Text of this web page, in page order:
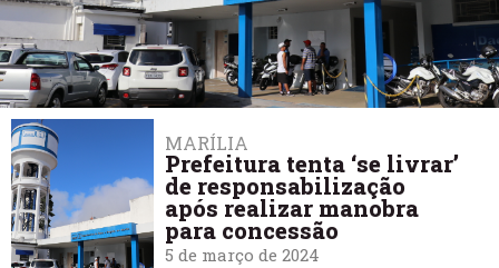
MARÍLIA
Prefeitura tenta ‘se livrar’
de responsabilização
após realizar manobra
para concessão
5 de março de 2024